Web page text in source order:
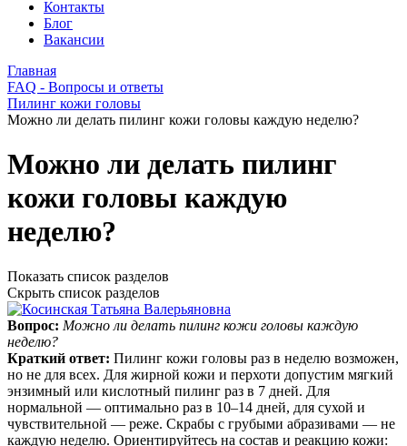
Контакты
Блог
Вакансии
Главная
FAQ - Вопросы и ответы
Пилинг кожи головы
Можно ли делать пилинг кожи головы каждую неделю?
Можно ли делать пилинг
кожи головы каждую
неделю?
Показать список разделов
Скрыть список разделов
Вопрос: Можно ли делать пилинг кожи головы каждую
неделю?
Краткий ответ: Пилинг кожи головы раз в неделю возможен,
но не для всех. Для жирной кожи и перхоти допустим мягкий
энзимный или кислотный пилинг раз в 7 дней. Для
нормальной — оптимально раз в 10–14 дней, для сухой и
чувствительной — реже. Скрабы с грубыми абразивами — не
каждую неделю. Ориентируйтесь на состав и реакцию кожи: